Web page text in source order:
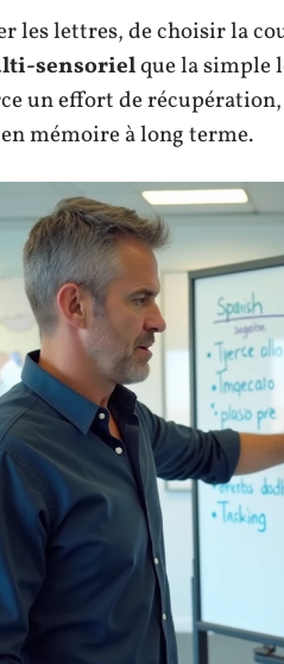
les lettres, de choisir la
sensorielque la simple
un effort de
mémoire à long terme.